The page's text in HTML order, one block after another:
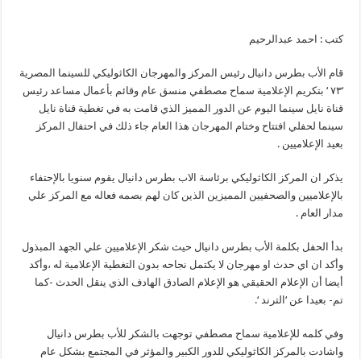
كتب : احمد عبدالرحيم
قام الأب بطرس دانيال رئيس المركز والمهرجان الكاثوليكي للسينما المصرية
‘٧٣ ‘ بتكريم الإعلامية سماح مصطفي منسق عام وقائم بأعمال مساعد رئيس
قناة نايل سينما اليوم عن الدور المميز الذي قامت به في تغطية قناة نايل
سينما لحفلي افتتاح وختام المهرجان هذا العام جاء ذلك في احتفال المركز
بعيد الإعلاميين .
يذكر ان المركز الكاثوليكي برئاسة الاب بطرس دانيال يقوم سنويا بالإحتفاء
بالإعلاميين والصحفيين المميزين الذين كان لهم بصمه فعاله مع المركز علي
مدار العام .
بدأ الحفل بكلمة الأب بطرس دانيال حيث شكر الإعلاميين علي الجهد المبذول
وأكد ان اي حدث او مهرجان لا يكتمل نجاحه بدون التغطية الإعلامية له ،وأكد
أيضا أن الإعلام الحقيقي هو الإعلام الصادق الهادف الذي ينقل الحدث -كما
تم- بعيدا عن ‘الترند ‘.
وفي كلمه للإعلامية سماح مصطفي توجهت بالشكر للأب بطرس دانيال
واشادت بالمركز الكاثوليكي للدور الكبير والمؤثر في المجتمع بشكل عام